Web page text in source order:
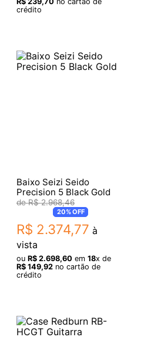
crédito
Baixo Seizi Seido
Precision 5 Black Gold
R$ 2.968,46
20%OFF
R$ 2.374,77 à
vista
ou R$ 2.698,60em 18x de
R$ 149,92no cartão de
crédito